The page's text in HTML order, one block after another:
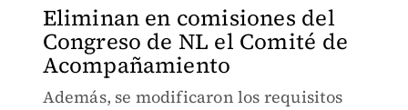
Eliminan en comisiones del
Congreso de NL el Comité de
Acompañamiento
Además, se modificaron los requisitos